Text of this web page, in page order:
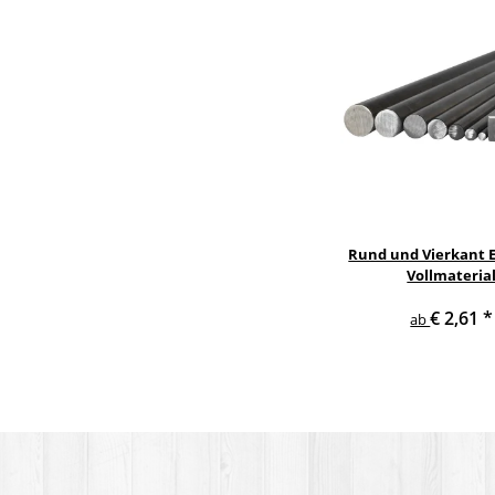
Rund und Vierkant
Vollmaterial
ab€ 2,61*